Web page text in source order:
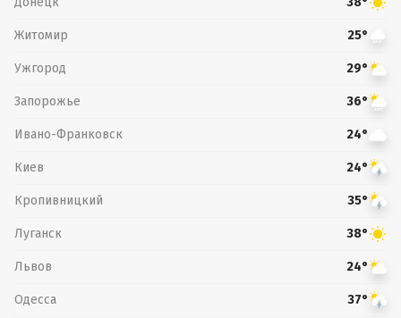
Житомир 25°
Ужгород 29°
Запорожье 36°
Ивано-Франковск 24°
Киев 24°
Кропивницкий 35°
Луганск 38°
Львов 24°
Одесса 37°